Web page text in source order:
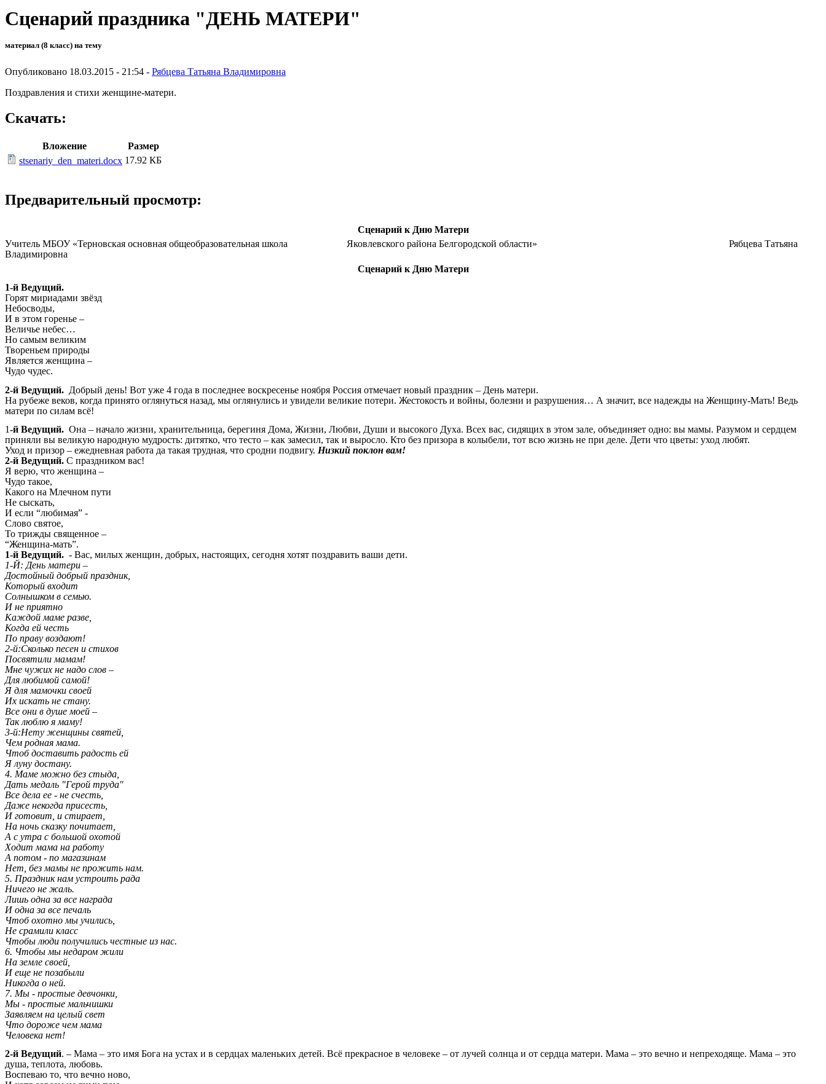
Сценарий праздника "ДЕНЬ МАТЕРИ"
материал (8 класс) на тему
Опубликовано 18.03.2015 - 21:54 - Рябцева Татьяна Владимировна
Поздравления и стихи женщине-матери.
Скачать:
Вложение
Размер
stsenariy_den_materi.docx 17.92 КБ
Предварительный просмотр:
Сценарий к Дню Матери
Учитель МБОУ «Терновская основная общеобразовательная школа Яковлевского района Белгородской области» Рябцева Татьяна
Владимировна
Сценарий к Дню Матери
1-й Ведущий.
Горят мириадами звёзд
Небосводы,
И в этом горенье –
Величье небес…
Но самым великим
Твореньем природы
Является женщина –
Чудо чудес.
2-й Ведущий. Добрый день! Вот уже 4 года в последнее воскресенье ноября Россия отмечает новый праздник – День матери.
На рубеже веков, когда принято оглянуться назад, мы оглянулись и увидели великие потери. Жестокость и войны, болезни и разрушения… А значит, все надежды на Женщину-Мать! Ведь
матери по силам всё!
1-й Ведущий. Она – начало жизни, хранительница, берегиня Дома, Жизни, Любви, Души и высокого Духа. Всех вас, сидящих в этом зале, объединяет одно: вы мамы. Разумом и сердцем
приняли вы великую народную мудрость: дитятко, что тесто – как замесил, так и выросло. Кто без призора в колыбели, тот всю жизнь не при деле. Дети что цветы: уход любят.
Уход и призор – ежедневная работа да такая трудная, что сродни подвигу. Низкий поклон вам!
2-й Ведущий. С праздником вас!
Я верю, что женщина –
Чудо такое,
Какого на Млечном пути
Не сыскать,
И если “любимая” -
Слово святое,
То трижды священное –
“Женщина-мать”.
1-й Ведущий. - Вас, милых женщин, добрых, настоящих, сегодня хотят поздравить ваши дети.
1-Й: День матери –
Достойный добрый праздник,
Который входит
Солнышком в семью.
И не приятно
Каждой маме разве,
Когда ей честь
По праву воздают!
2-й:Сколько песен и стихов
Посвятили мамам!
Мне чужих не надо слов –
Для любимой самой!
Я для мамочки своей
Их искать не стану.
Все они в душе моей –
Так люблю я маму!
3-й:Нету женщины святей,
Чем родная мама.
Чтоб доставить радость ей
Я луну достану.
4. Маме можно без стыда,
Дать медаль "Герой труда"
Все дела ее - не счесть,
Даже некогда присесть,
И готовит, и стирает,
На ночь сказку почитает,
А с утра с большой охотой
Ходит мама на работу
А потом - по магазинам
Нет, без мамы не прожить нам.
5. Праздник нам устроить рада
Ничего не жаль.
Лишь одна за все награда
И одна за все печаль
Чтоб охотно мы учились,
Не срамили класс
Чтобы люди получились честные из нас.
6. Чтобы мы недаром жили
На земле своей,
И еще не позабыли
Никогда о ней.
7. Мы - простые девчонки,
Мы - простые мальчишки
Заявляем на целый свет
Что дороже чем мама
Человека нет!
2-й Ведущий. – Мама – это имя Бога на устах и в сердцах маленьких детей. Всё прекрасное в человеке – от лучей солнца и от сердца матери. Мама – это вечно и непреходяще. Мама – это
душа, теплота, любовь.
Воспеваю то, что вечно ново,